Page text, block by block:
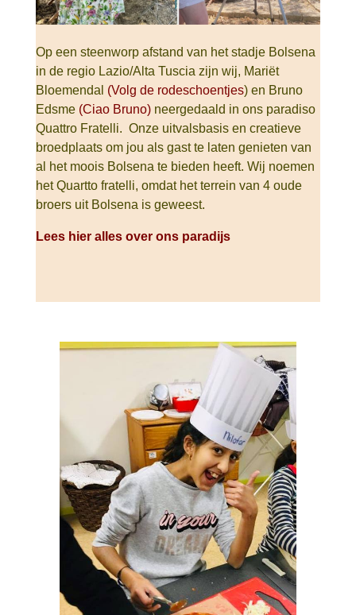
Op een steenworp afstand van het stadje Bolsena
in de regio Lazio/Alta Tuscia zijn wij, Mariët
Bloemendal (Volg de rodeschoentjes) en Bruno
Edsme(Ciao Bruno)neergedaald in ons paradiso
Quattro Fratelli. Onze uitvalsbasis en creatieve
broedplaats om jou als gast te laten genieten van
al het moois Bolsena te bieden heeft. Wij noemen
het Quartto fratelli, omdat het terrein van 4 oude
broers uit Bolsena is geweest.
Lees hier alles over ons paradijs